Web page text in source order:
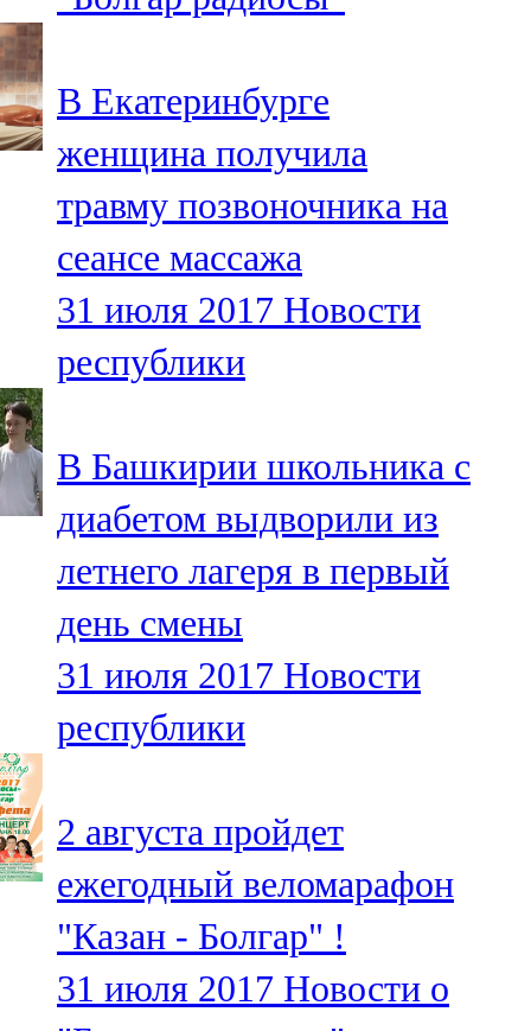
107,8 FM
106,1 FM
Түбән Кама
102,6 FM
Чирмешән
107,7 FM
Чистай
Чүпрәле
91,0 FM
Шәмәрдән
102,3 FM
Яңа чишмә
107,0 FM
105,5 FM
В Екатеринбурге
женщина получила
травму позвоночника на
сеансе массажа
31 июля 2017 Новости
республики
В Башкирии школьника с
диабетом выдворили из
летнего лагеря в первый
день смены
31 июля 2017 Новости
республики
2 августа пройдет
ежегодный веломарафон
"Казан - Болгар" !
31 июля 2017 Новости о